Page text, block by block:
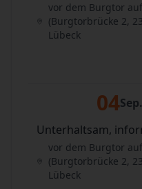
vor dem Burgtor
(Burgtorbrücke 2,
Lübeck
04
Unterhaltsam,
vor dem Burgtor
(Burgtorbrücke 2,
Lübeck